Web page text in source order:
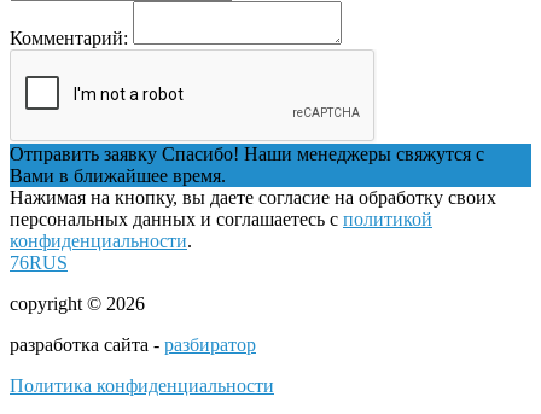
Комментарий:
Отправить заявку Спасибо! Наши менеджеры свяжутся с
Вами в ближайшее время.
Нажимая на кнопку, вы даете согласие на обработку своих
персональных данных и соглашаетесь с политикой
конфиденциальности.
76RUS
copyright © 2026
разработка сайта - разбиратор
Политика конфиденциальности